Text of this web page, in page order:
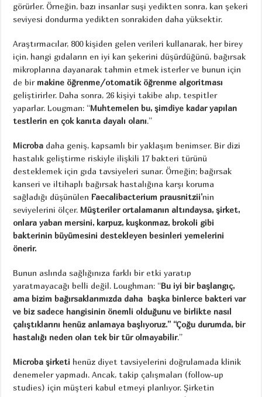
görürler. Örneğin, bazı insanlar suşi yedikten sonra, kan şekeri
seviyesi dondurma yedikten sonrakiden daha yüksektir.
Araştırmacılar, 800 kişiden gelen verileri kullanarak, her birey
için, hangi gıdaların en iyi kan şekerini düşürdüğünü, bağırsak
mikroplarına dayanarak tahmin etmek isterler ve bunun için
de bir makine öğrenme/otomatik öğrenme algoritması
geliştirirler. Daha sonra, 26 kişiyi takibe alıp, tespitler
yaparlar. Lougman: “Muhtemelen bu, şimdiye kadar yapılan
testlerin en çok kanıta dayalı olanı.”
Microba daha geniş, kapsamlı bir yaklaşım benimser. Bir dizi
hastalık geliştirme riskiyle ilişkili 17 bakteri türünü
desteklemek için gıda tavsiyeleri sunar. Örneğin; bağırsak
kanseri ve iltihaplı bağırsak hastalığına karşı koruma
sağladığı düşünülen Faecalibacterium prausnitzii’nin
seviyelerini ölçer. Müşteriler ortalamanın altındaysa, şirket,
onlara yaban mersini, karpuz, kuşkonmaz, brokoli gibi
bakterinin büyümesini destekleyen besinleri yemelerini
önerir.
Bunun aslında sağlığınıza farklı bir etki yaratıp
yaratmayacağı belli değil. Loughman: “Bu iyi bir başlangıç,
ama bizim bağırsaklarımızda daha başka binlerce bakteri var
ve biz sadece hangisinin önemli olduğunu ve birlikte nasıl
çalıştıklarını henüz anlamaya başlıyoruz.” “Çoğu durumda, bir
hastalığı neden olan tek bir tür olmayabilir.”
Microba şirketi henüz diyet tavsiyelerini doğrulamada klinik
denemeler yapmadı. Ancak, takip çalışmaları (follow-up
studies) için müşteri kabul etmeyi planlıyor. Şirketin